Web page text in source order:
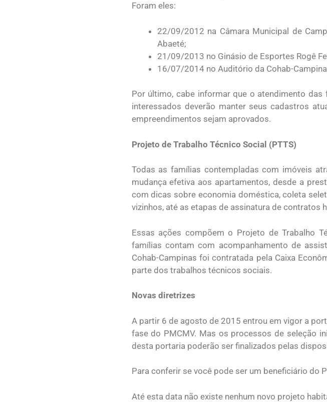
Foram eles:
22/09/2012 na Câmara Municipal de
Abaeté;
21/09/2013 no Ginásio de Esportes Rogê
16/07/2014 no Auditório da Cohab-
Por último, cabe informar que o atendimento
interessados deverão manter seus cadastros
empreendimentos sejam aprovados.
Projeto de Trabalho Técnico Social (PTTS)
Todas as famílias contempladas com imóveis
mudança efetiva aos apartamentos, desde a
com dicas sobre economia doméstica, coleta
vizinhos, até as etapas de assinatura de
Essas ações compõem o Projeto de Trabalho
famílias contam com acompanhamento de
Cohab-Campinas foi contratada pela Caixa
parte dos trabalhos técnicos sociais.
Novas diretrizes
A partir 6 de agosto de 2015 entrou em vigor a
fase do PMCMV. Mas os processos de seleção
desta portaria poderão ser finalizados pelas
Para conferir se você pode ser um beneficiário do
Até esta data não existe nenhum novo projeto